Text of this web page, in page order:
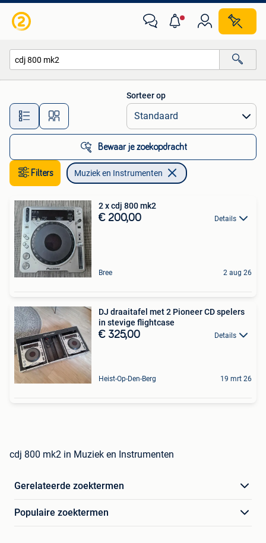
Alle afstanden…
Sorteer op
Bewaar je zoekopdracht
Filters Muziek en Instrumenten
2 x cdj 800 mk2
€ 200,00 Details
Bree 2 aug 26
DJ draaitafel met 2 Pioneer CD spelers
in stevige flightcase
€ 325,00 Details
Heist-Op-Den-Berg 19 mrt 26
cdj 800 mk2 in Muziek en Instrumenten
Gerelateerde zoektermen
Populaire zoektermen